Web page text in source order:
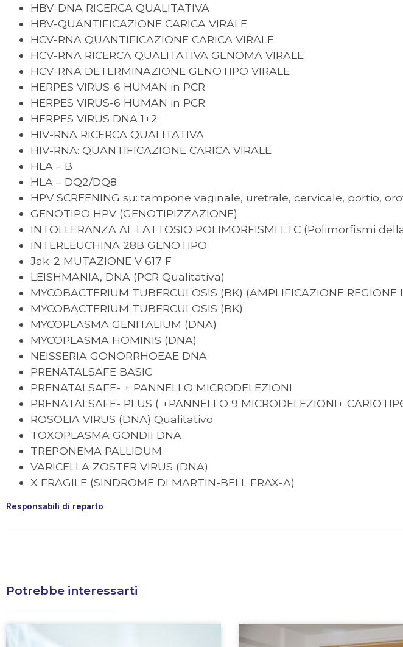
HBV-DNA RICERCA QUALITATIVA
HBV-QUANTIFICAZIONE CARICA VIRALE
HCV-RNA QUANTIFICAZIONE CARICA VIRALE
HCV-RNA RICERCA QUALITATIVA GENOMA VIRALE
HCV-RNA DETERMINAZIONE GENOTIPO VIRALE
HERPES VIRUS-6 HUMAN in PCR
HERPES VIRUS-6 HUMAN in PCR
HERPES VIRUS DNA 1+2
HIV-RNA RICERCA QUALITATIVA
HIV-RNA: QUANTIFICAZIONE CARICA VIRALE
HLA – B
HLA – DQ2/DQ8
HPV SCREENING su: tampone vaginale, uretrale, cervicale, portio,
GENOTIPO HPV (GENOTIPIZZAZIONE)
INTOLLERANZA AL LATTOSIO POLIMORFISMI LTC (Polimorfismi
INTERLEUCHINA 28B GENOTIPO
Jak-2 MUTAZIONE V 617 F
LEISHMANIA, DNA (PCR Qualitativa)
MYCOBACTERIUM TUBERCULOSIS (BK) (AMPLIFICAZIONE REGIONE
MYCOBACTERIUM TUBERCULOSIS (BK)
MYCOPLASMA GENITALIUM (DNA)
MYCOPLASMA HOMINIS (DNA)
NEISSERIA GONORRHOEAE DNA
PRENATALSAFE BASIC
PRENATALSAFE- + PANNELLO MICRODELEZIONI
PRENATALSAFE- PLUS ( +PANNELLO 9 MICRODELEZIONI+
ROSOLIA VIRUS (DNA) Qualitativo
TOXOPLASMA GONDII DNA
TREPONEMA PALLIDUM
VARICELLA ZOSTER VIRUS (DNA)
X FRAGILE (SINDROME DI MARTIN-BELL FRAX-A)
Responsabili di reparto
Potrebbe interessarti